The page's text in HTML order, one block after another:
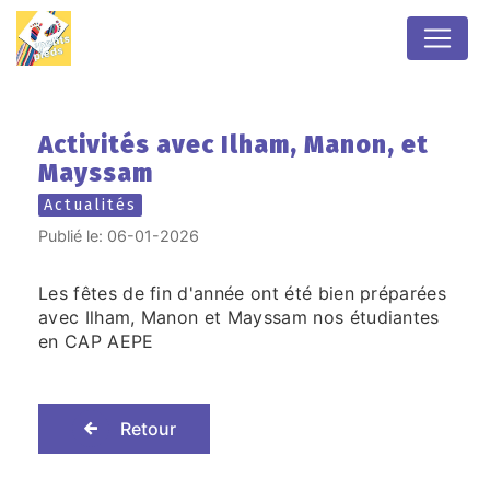
Activités avec Ilham, Manon, et
Mayssam
Actualités
Publié le: 06-01-2026
Les fêtes de fin d'année ont été bien préparées
avec Ilham, Manon et Mayssam nos étudiantes
en CAP AEPE
Retour
Panneau de gestion des cookies